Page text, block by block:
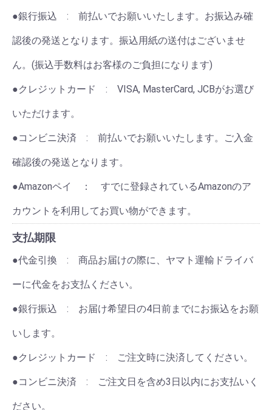
●銀行振込 : 前払いでお願いいたします。お振込み確
認後の発送となります。振込用紙の送付はございませ
ん。(振込手数料はお客様のご負担になります)
●クレジットカード : VISA, MasterCard, JCBがお選び
いただけます。
●コンビニ決済 : 前払いでお願いいたします。ご入金
確認後の発送となります。
●Amazonペイ ： すでに登録されているAmazonのア
カウントを利用してお買い物ができます。
支払期限
●代金引換 : 商品お届けの際に、ヤマト運輸ドライバ
ーに代金をお支払ください。
●銀行振込 : お届け希望日の4日前までにお振込をお願
いします。
●クレジットカード : ご注文時に決済してください。
●コンビニ決済 : ご注文日を含め3日以内にお支払いく
ださい。